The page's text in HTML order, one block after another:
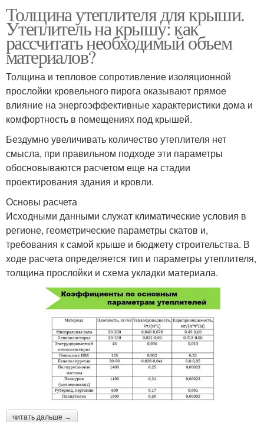
Толщина утеплителя для крыши.
Утеплитель на крышу: как
рассчитать необходимый объем
материалов?
Толщина и тепловое сопротивление изоляционной
прослойки кровельного пирога оказывают прямое
влияние на энергоэффективные характеристики дома и
комфортность в помещениях под крышей.
Бездумно увеличивать количество утеплителя нет
смысла, при правильном подходе эти параметры
обосновываются расчетом еще на стадии
проектирования здания и кровли.
Основы расчета
Исходными данными служат климатические условия в
регионе, геометрические параметры скатов и,
требования к самой крыше и бюджету строительства. В
ходе расчета определяется тип и параметры утеплителя,
толщина прослойки и схема укладки материала.
читать дальше →